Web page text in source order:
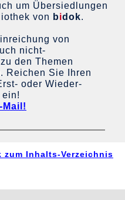
um Übersiedlungen
von bidok.
von
nicht-
den Themen
Reichen Sie Ihren
oder Wieder-
ein!
zum Inhalts-Verzeichnis